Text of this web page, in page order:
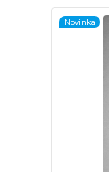
Novinka